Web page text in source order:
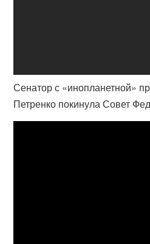
Сенатор с «инопланетной»
Петренко покинула Совет